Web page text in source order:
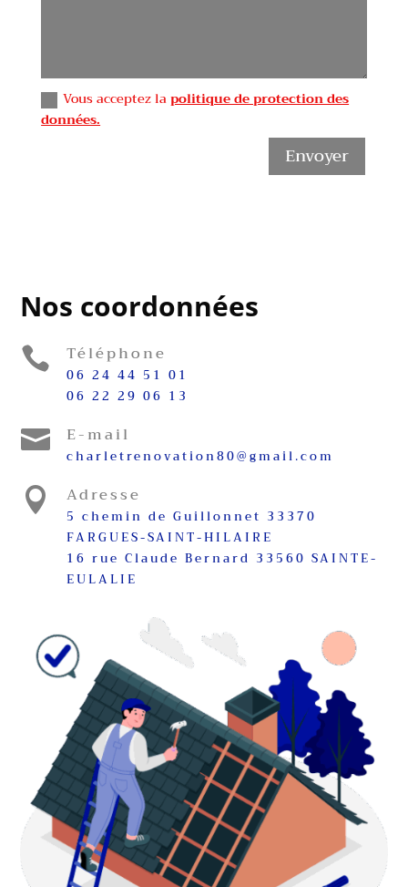
Vous acceptez lapolitique de protection des
données.
Envoyer
Nos coordonnées
 Téléphone
06 24 44 51 01
06 22 29 06 13
 E-mail
charletrenovation80@gmail.com
 Adresse
5 chemin de Guillonnet 33370
FARGUES-SAINT-HILAIRE
16 rue Claude Bernard 33560 SAINTE-
EULALIE